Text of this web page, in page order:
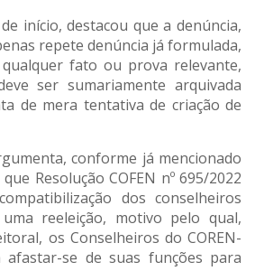
início, destacou que a denúncia,
repete denúncia já formulada,
fato ou prova relevante,
ser sumariamente arquivada
de mera tentativa de criação de
conforme já mencionado
Resolução COFEN nº 695/2022
dos conselheiros
reeleição, motivo pelo qual,
os Conselheiros do COREN-
afastar-se de suas funções para